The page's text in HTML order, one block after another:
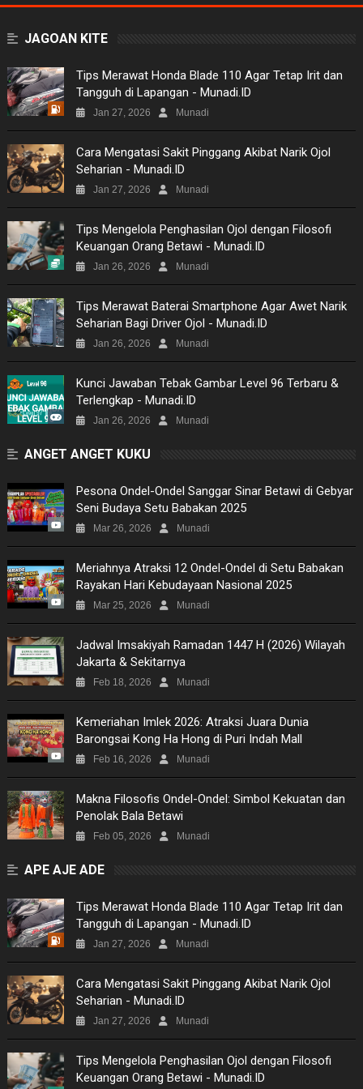
NEWS
MOVIES
TECH
MUSIC
PICTURES
SITEMAP
JAGOAN KITE
Tips Merawat Honda Blade 110 Agar Tetap Irit dan
Tangguh di Lapangan - Munadi.ID
Jan 27, 2026 Munadi
Cara Mengatasi Sakit Pinggang Akibat Narik Ojol
Seharian - Munadi.ID
Jan 27, 2026 Munadi
Tips Mengelola Penghasilan Ojol dengan Filosofi
Keuangan Orang Betawi - Munadi.ID
Jan 26, 2026 Munadi
Tips Merawat Baterai Smartphone Agar Awet Narik
Seharian Bagi Driver Ojol - Munadi.ID
Jan 26, 2026 Munadi
Kunci Jawaban Tebak Gambar Level 96 Terbaru &
Terlengkap - Munadi.ID
Jan 26, 2026 Munadi
ANGET ANGET KUKU
Pesona Ondel-Ondel Sanggar Sinar Betawi di Gebyar
Seni Budaya Setu Babakan 2025
Mar 26, 2026 Munadi
Meriahnya Atraksi 12 Ondel-Ondel di Setu Babakan
Rayakan Hari Kebudayaan Nasional 2025
Mar 25, 2026 Munadi
Jadwal Imsakiyah Ramadan 1447 H (2026) Wilayah
Jakarta & Sekitarnya
Feb 18, 2026 Munadi
Kemeriahan Imlek 2026: Atraksi Juara Dunia
Barongsai Kong Ha Hong di Puri Indah Mall
Feb 16, 2026 Munadi
Makna Filosofis Ondel-Ondel: Simbol Kekuatan dan
Penolak Bala Betawi
Feb 05, 2026 Munadi
APE AJE ADE
Tips Merawat Honda Blade 110 Agar Tetap Irit dan
Tangguh di Lapangan - Munadi.ID
Jan 27, 2026 Munadi
Cara Mengatasi Sakit Pinggang Akibat Narik Ojol
Seharian - Munadi.ID
Jan 27, 2026 Munadi
Tips Mengelola Penghasilan Ojol dengan Filosofi
Keuangan Orang Betawi - Munadi.ID